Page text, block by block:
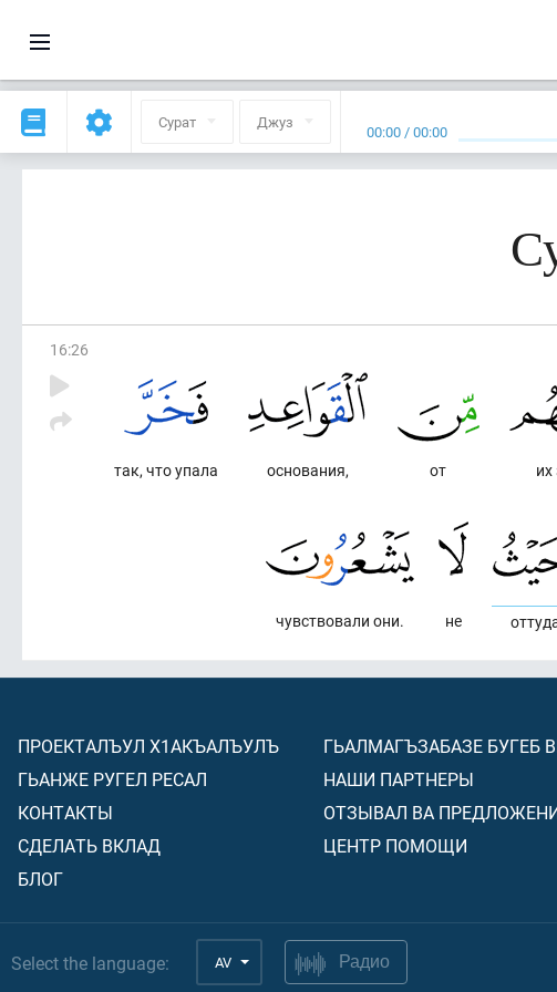
Сурат Джуз 00:00 /00:00
16:26
их
от
основания,
так, что упала
не
чувствовали они.
ПРОЕКТАЛЪУЛ Х1АКЪАЛЪУЛЪ
ГЬАНЖЕ РУГЕЛ РЕСАЛ
КОНТАКТЫ
СДЕЛАТЬ ВКЛАД
БЛОГ
ГЬАЛМАГЪЗАБАЗЕ БУГЕБ
НАШИ ПАРТНЕРЫ
ОТЗЫВАЛ ВА
ЦЕНТР ПОМОЩИ
Select the language: AV Радио